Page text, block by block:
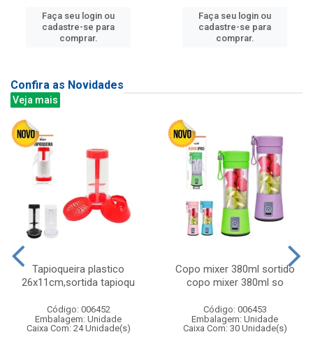
Faça seu login ou
cadastre-se para
comprar.
Faça seu login ou
cadastre-se para
comprar.
Confira as Novidades
Veja mais
Tapioqueira plastico
26x11cm,sortida tapioqu
Código: 006452
Embalagem: Unidade
Caixa Com: 24 Unidade(s)
Copo mixer 380ml sortido
copo mixer 380ml so
Código: 006453
Embalagem: Unidade
Caixa Com: 30 Unidade(s)